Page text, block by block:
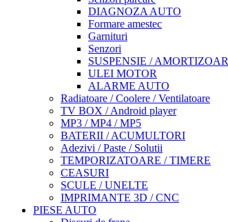
DIAGNOZA AUTO
Formare amestec
Garnituri
Senzori
SUSPENSIE / AMORTIZOAR
ULEI MOTOR
ALARME AUTO
Radiatoare / Coolere / Ventilatoare
TV BOX / Android player
MP3 / MP4 / MP5
BATERII / ACUMULTORI
Adezivi / Paste / Solutii
TEMPORIZATOARE / TIMERE
CEASURI
SCULE / UNELTE
IMPRIMANTE 3D / CNC
PIESE AUTO